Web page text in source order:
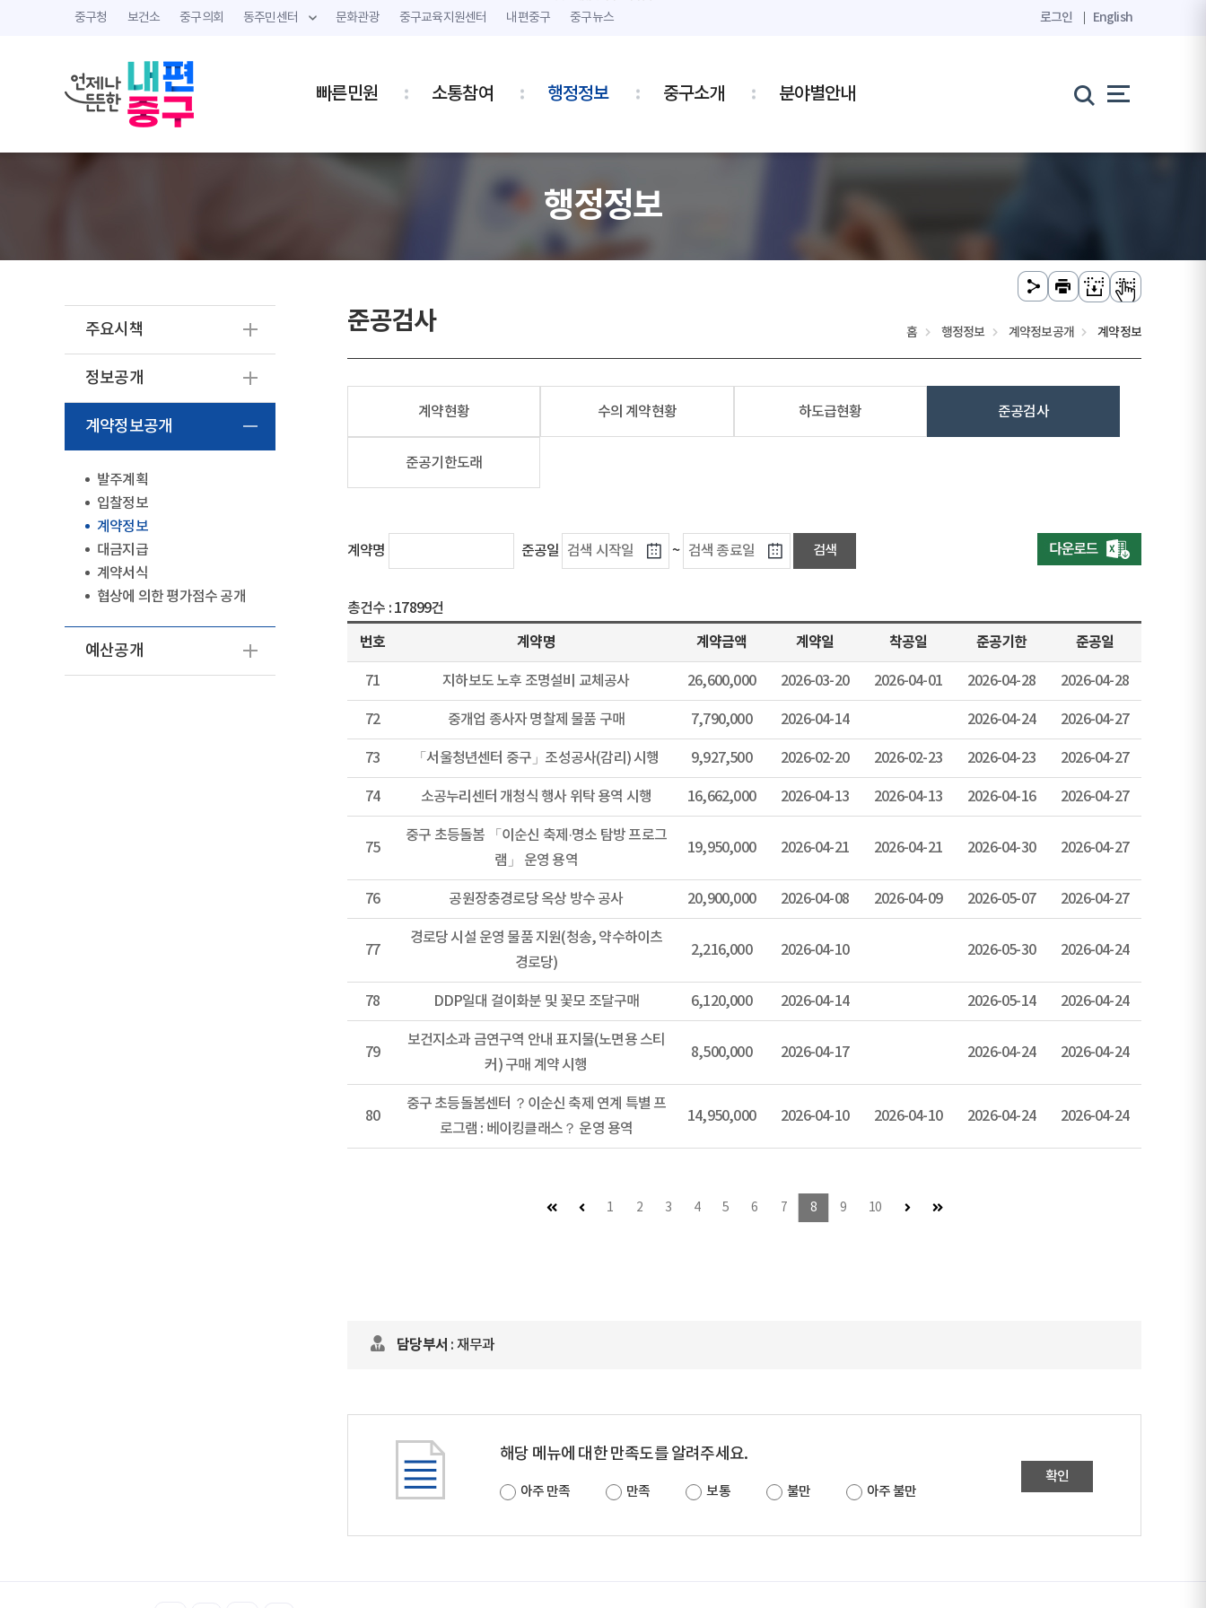
중구청 보건소 중구의회 동주민센터 문화관광 중구교육지원센터 내편중구 중구뉴스 로그인 English
빠른민원 소통참여 행정정보 중구소개 분야별안내
행정정보
주요시책
정보공개
계약정보공개
발주계획
입찰정보
계약정보
대금지급
계약서식
협상에 의한 평가점수 공개
예산공개
준공검사 홈 행정정보 계약정보공개 계약정보
계약현황 수의 계약현황 하도급현황 준공검사
준공기한도래
계약명 준공일 ~
총건수 : 17899건
번호 계약명 계약금액 계약일 착공일 준공기한 준공일
71 지하보도 노후 조명설비 교체공사 26,600,000 2026-03-20 2026-04-01 2026-04-28 2026-04-28
72 중개업 종사자 명찰제 물품 구매 7,790,000 2026-04-14 2026-04-24 2026-04-27
73 「서울청년센터 중구」조성공사(감리) 시행 9,927,500 2026-02-20 2026-02-23 2026-04-23 2026-04-27
74 소공누리센터 개청식 행사 위탁 용역 시행 16,662,000 2026-04-13 2026-04-13 2026-04-16 2026-04-27
75
중구 초등돌봄 「이순신 축제·명소 탐방 프로그
램」 운영 용역
19,950,000 2026-04-21 2026-04-21 2026-04-30 2026-04-27
76 공원장충경로당 옥상 방수 공사 20,900,000 2026-04-08 2026-04-09 2026-05-07 2026-04-27
77
경로당 시설 운영 물품 지원(청송, 약수하이츠
경로당)
2,216,000 2026-04-10 2026-05-30 2026-04-24
78 DDP일대 걸이화분 및 꽃모 조달구매 6,120,000 2026-04-14 2026-05-14 2026-04-24
79
보건지소과 금연구역 안내 표지물(노면용 스티
커) 구매 계약 시행
8,500,000 2026-04-17 2026-04-24 2026-04-24
80
중구 초등돌봄센터 ？이순신 축제 연계 특별 프
로그램 : 베이킹클래스？ 운영 용역
14,950,000 2026-04-10 2026-04-10 2026-04-24 2026-04-24
첫 페이지이전 페이지 (이동불가)
1 2 3 4 5 6 7 8 9 10 다음 페이지마지막 페이지
담당부서 : 재무과
해당 메뉴에 대한 만족도를 알려주세요.
아주 만족 만족 보통 불만 아주 불만
확인